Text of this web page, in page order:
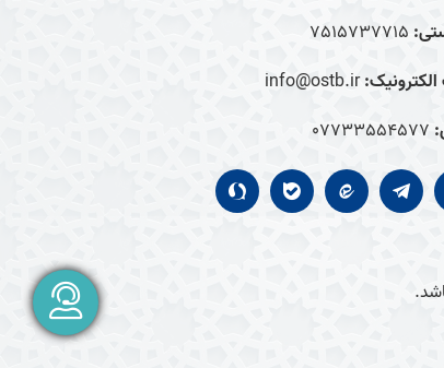
7515737715
info@ostb.ir
07733554577